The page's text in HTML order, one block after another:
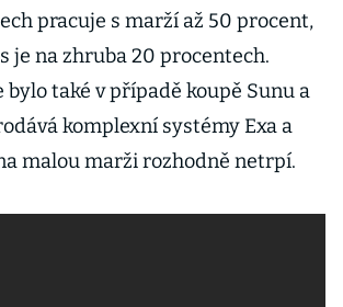
pracuje s marží až 50 procent,
je na zhruba 20 procentech.
bylo také v případě koupě Sunu a
komplexní systémy Exa a
malou marži rozhodně netrpí.